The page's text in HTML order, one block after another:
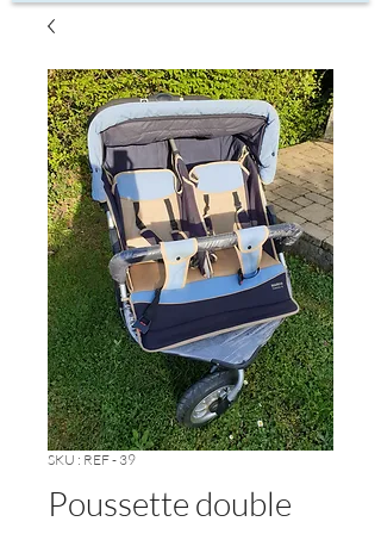
SKU : REF - 39
Poussette double